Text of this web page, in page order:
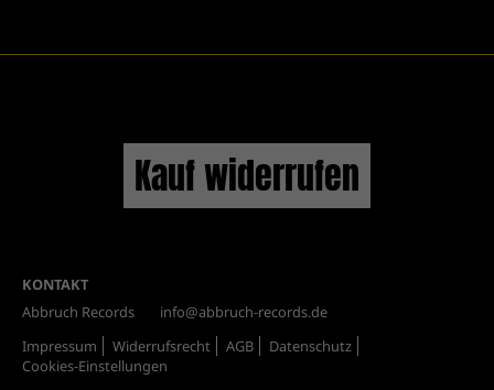
Kauf widerrufen
KONTAKT
Abbruch Records
info@abbruch-records.de
Impressum
Widerrufsrecht AGB
Datenschutz
Cookies-Einstellungen